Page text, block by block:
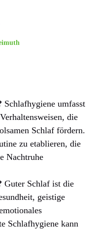
Schlafhygiene umfasst
die
Schlaf fördern.
zu etablieren, die
Nachtruhe
Guter Schlaf ist die
geistige
Schlafhygiene kann